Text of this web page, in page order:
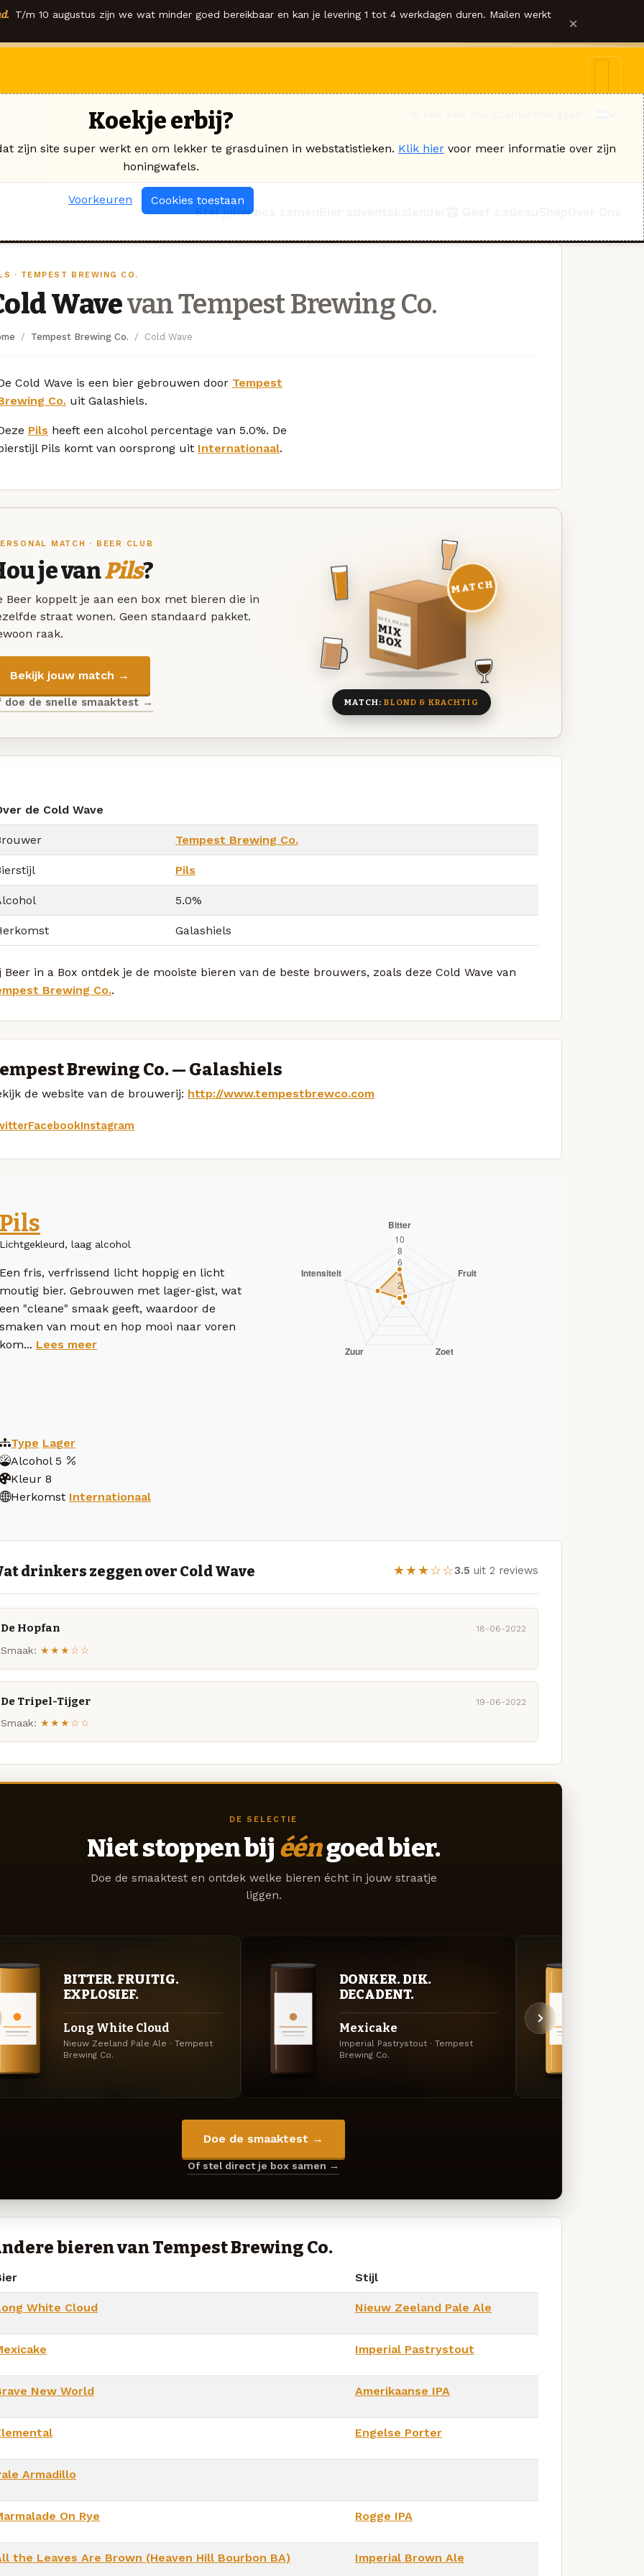
T/m 10 augustus zijn we wat minder goed bereikbaar en kan je levering 1 tot 4 werkdagen duren. Mailen werkt ×
Stel jouw box samen
· TEMPEST BREWING CO.
Wavevan Tempest Brewing Co.
Tempest Brewing Co. Cold Wave
Cold Wave is een bier gebrouwen door Tempest
Co. uit Galashiels.
Pils heeft een alcohol percentage van 5.0%. De
Pils komt van oorsprong uit Internationaal.
MATCH · BEER CLUB
je vanPils?
Beer koppelt je aan een box met bieren die in
straat wonen. Geen standaard pakket.
raak.
Bekijk jouw match →
doe de snelle smaaktest →
DEZE MAAND
MIX
BOX
8 BIEREN
MATCH
MATCH:BLOND & KRACHTIG
de Cold Wave
Tempest Brewing Co.
Pils
5.0%
Galashiels
Beer in a Box ontdek je de mooiste bieren van de beste brouwers, zoals deze Cold Wave van
Brewing Co..
Brewing Co. — Galashiels
de website van de brouwerij: http://www.tempestbrewco.com
FacebookInstagram
Pils
Lichtgekleurd, laag alcohol
Een fris, verfrissend licht hoppig en licht
moutig bier. Gebrouwen met lager-gist, wat
een "cleane" smaak geeft, waardoor de
smaken van mout en hop mooi naar voren
kom... Lees meer
Type Lager
Alcohol 5
Kleur 8
Herkomst Internationaal
drinkers zeggen over Cold Wave ★★★☆☆3.5 uit 2 reviews
De Hopfan 18-06-2022
Smaak: ★★★☆☆
De Tripel-Tijger 19-06-2022
Smaak: ★★★☆☆
DE SELECTIE
Niet stoppen bij ééngoed bier.
Doe de smaaktest en ontdek welke bieren écht in jouw straatje
liggen.
BITTER. FRUITIG.
EXPLOSIEF.
Long White Cloud
Nieuw Zeeland Pale Ale · Tempest
Brewing Co.
DONKER. DIK.
DECADENT.
Mexicake
Imperial Pastrystout · Tempest
Brewing Co.
Doe de smaaktest →
Of stel direct je box samen →
bieren van Tempest Brewing Co.
Stijl
White Cloud Nieuw Zeeland Pale Ale
Imperial Pastrystout
New World Amerikaanse IPA
Engelse Porter
Armadillo
On Rye Rogge IPA
the Leaves Are Brown (Heaven Hill Bourbon BA) Imperial Brown Ale
Koekje erbij?
zijn site super werkt en om lekker te grasduinen in webstatistieken. Klik hier voor meer informatie over zijn
honingwafels.
Voorkeuren Cookies toestaan